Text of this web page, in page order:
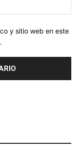
y sitio web en este